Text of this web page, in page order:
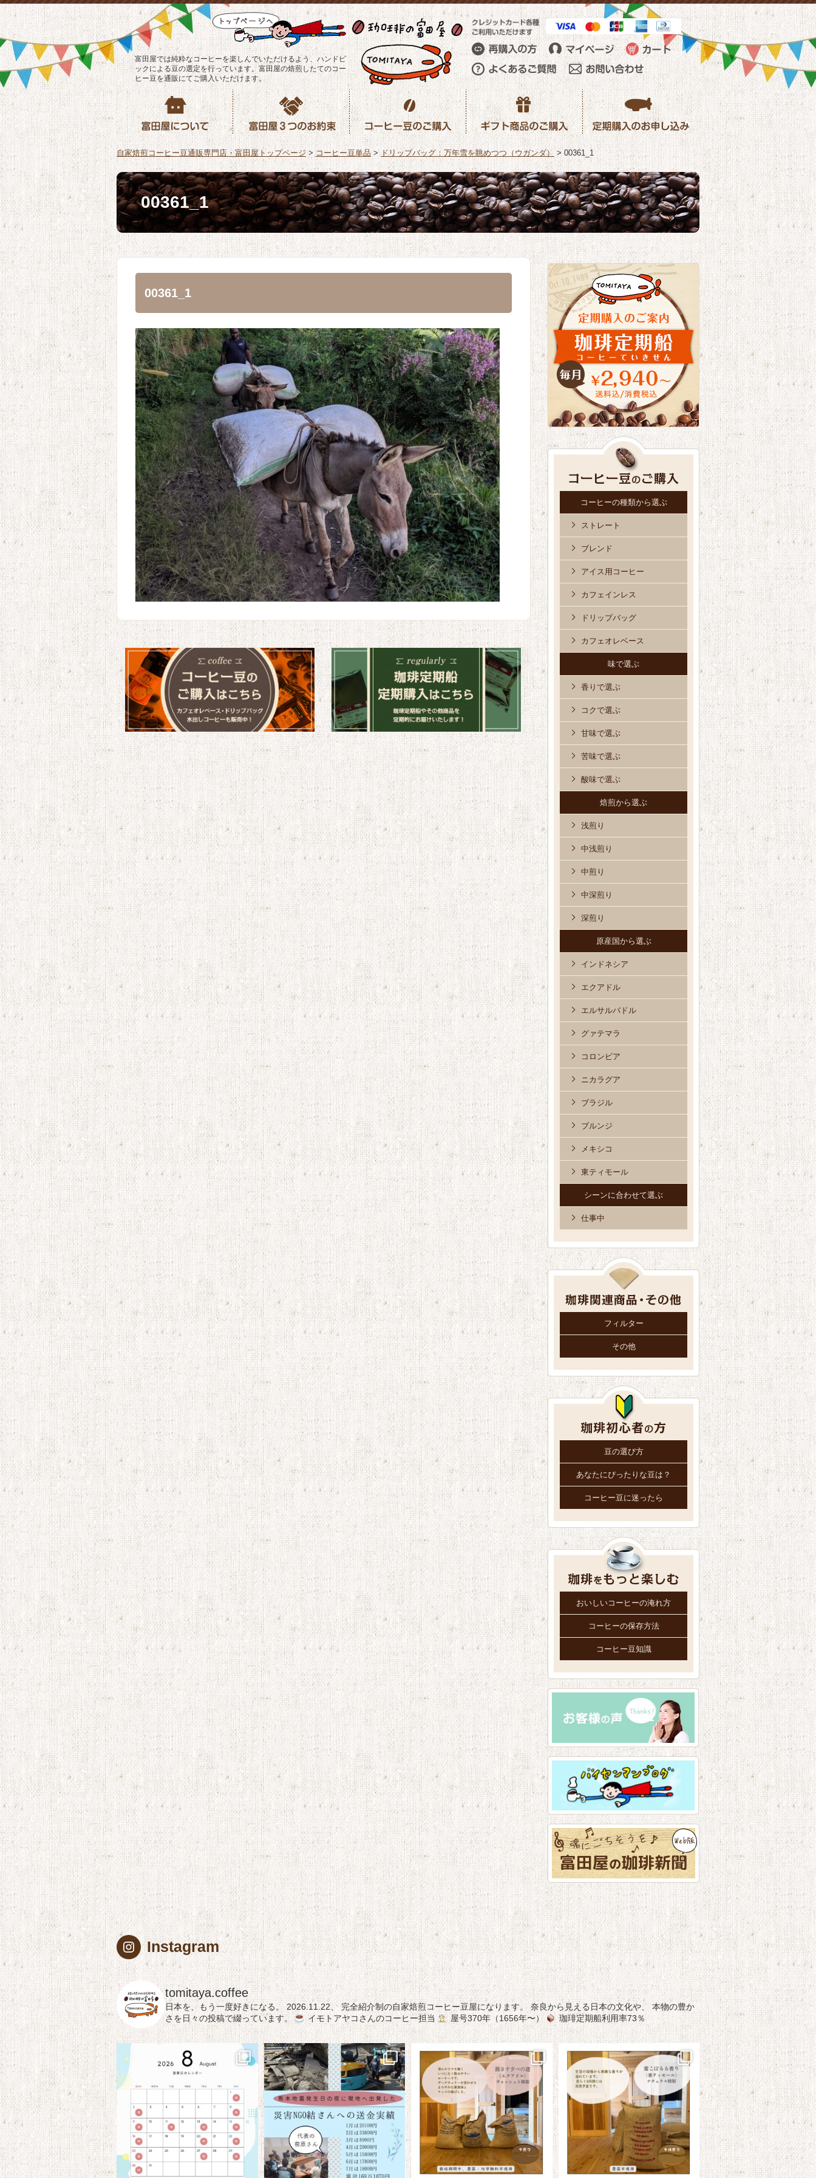
富田屋では純粋なコーヒーを楽しんでいただけるよう、ハンドピ
ックによる豆の選定を行っています。富田屋の焙煎したてのコー
ヒー豆を通販にてご購入いただけます。
自家焙煎コーヒー豆通販専門店・富田屋トップページ >コーヒー豆単品 >ドリップバッグ：万年雪を眺めつつ（ウガンダ） >00361_1
00361_1
00361_1
コーヒーの種類から選ぶ
ストレート
ブレンド
アイス用コーヒー
カフェインレス
ドリップバッグ
カフェオレベース
味で選ぶ
香りで選ぶ
コクで選ぶ
甘味で選ぶ
苦味で選ぶ
酸味で選ぶ
焙煎から選ぶ
浅煎り
中浅煎り
中煎り
中深煎り
深煎り
原産国から選ぶ
インドネシア
エクアドル
エルサルバドル
グァテマラ
コロンビア
ニカラグア
ブラジル
ブルンジ
メキシコ
東ティモール
シーンに合わせて選ぶ
仕事中
フィルター
その他
豆の選び方
あなたにぴったりな豆は？
コーヒー豆に迷ったら
おいしいコーヒーの淹れ方
コーヒーの保存方法
コーヒー豆知識
Instagram
tomitaya.coffee
日本を、もう一度好きになる。 2026.11.22、 完全紹介制の自家焙煎コーヒー豆屋になります。 奈良から見える日本の文化や、
本物の豊か
さを日々の投稿で綴っています。
イモトアヤコさんのコーヒー担当 屋号370年（1656年〜） 珈琲定期船利用率73％